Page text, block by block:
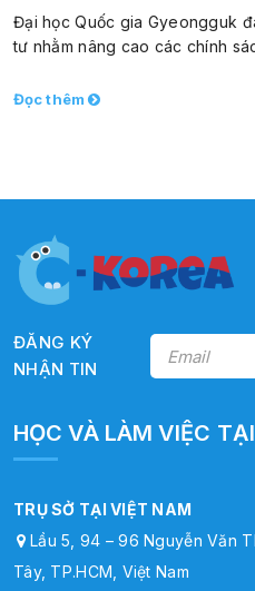
Đại học Quốc gia Gyeongguk
tư nhằm nâng cao các chính
Đọc thêm
ĐĂNG KÝ
NHẬN TIN
HỌC VÀ LÀM VIỆC
TRỤ SỞ TẠI VIỆT NAM
Lầu 5, 94 – 96 Nguyễn Văn
Tây, TP.HCM, Việt Nam